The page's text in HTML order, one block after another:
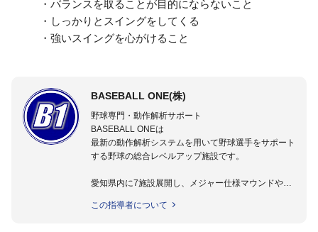
・バランスを取ることが目的にならないこと
・しっかりとスイングをしてくる
・強いスイングを心がけること
BASEBALL ONE(株)
野球専門・動作解析サポート
BASEBALL ONEは
最新の動作解析システムを用いて野球選手をサポート
する野球の総合レベルアップ施設です。
愛知県内に7施設展開し、メジャー仕様マウンドやト
動作解析システムを用いて、小学生からプロ野球選手
この指導者について